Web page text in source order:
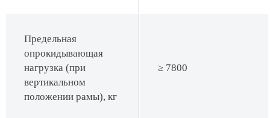
Предельная
опрокидывающая
нагрузка (при
вертикальном
положении рамы), кг
≥ 7800